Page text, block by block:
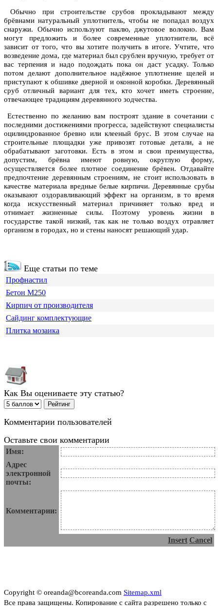
Обычно при строительстве срубов прокладывают между
брёвнами натуральный уплотнитель, чтобы не попадал воздух
снаружи. Обычно используют паклю, джутовое волокно. Вам
могут предложить и более современные уплотнители, всё
зависит от того, что вы хотите получить в итоге. Учтите, что
возведение дома, где материал был срублен вручную, требует от
вас терпения и надо подождать пока он даст усадку. Только
потом делают дополнительное надёжное уплотнение щелей и
приступают к обшивке дверной и оконной коробки. Деревянный
сруб отличный вариант для тех, кто хочет иметь строение,
отвечающее традициям деревянного зодчества.
Естественно по желанию вам построят здание в сочетании с
последними достижениями прогресса, задействуют специалисты
оцилиндрованное бревно или клееный брус. В этом случае на
строительные площадки уже привозят готовые детали, а не
обрабатывают заготовки. Есть в этом и свои преимущества,
допустим, брёвна имеют ровную, округлую форму,
осуществляется более плотное соединение брёвен. Отдавайте
предпочтение деревянным строениям, не стоит использовать в
качестве материала вредные белые кирпичи. Деревянные срубы
оказывают оздоравливающий эффект на организм, в то время
когда искусственный материал причиняет только вред и
отнимает жизненные силы. Поэтому уровень жизни в
государстве такой низкий, так как не только воздух отравляет
организм в городах, но и стены наносят решающий удар.
Еще статьи по теме
Профнастил
Бетон М250
Кирпич от производителя
Сайдинг комплектующие
Плитка мозаика
Как Вы оцениваете эту статью?
Комментарии пользователей
Оставьте свои комментарии
Имя:
Адрес
электронной
почты:
Комментарии:
Insert Cancel
Copyright © oreanda@bcoreanda.com Sitemap.xml
Все права защищены. Копирование с сайта разрешено только с